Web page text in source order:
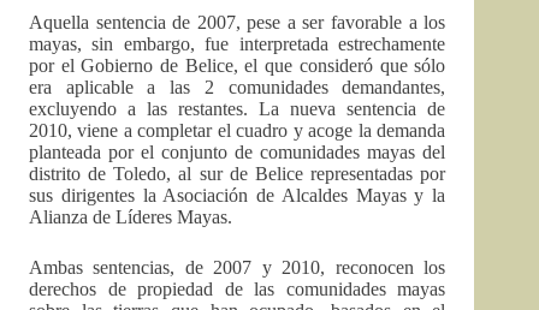
Aquella sentencia de 2007, pese a ser favorable a los
mayas, sin embargo, fue interpretada estrechamente
por el Gobierno de Belice, el que consideró que sólo
era aplicable a las 2 comunidades demandantes,
excluyendo a las restantes. La nueva sentencia de
2010, viene a completar el cuadro y acoge la demanda
planteada por el conjunto de comunidades mayas del
distrito de Toledo, al sur de Belice representadas por
sus dirigentes la Asociación de Alcaldes Mayas y la
Alianza de Líderes Mayas.
Ambas sentencias, de 2007 y 2010, reconocen los
derechos de propiedad de las comunidades mayas